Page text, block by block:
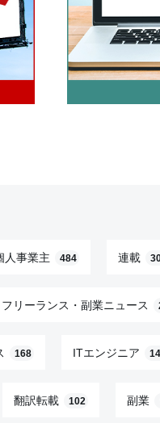
人事業主 484 連載
リーランス・副業ニュース
168 ITエンジニア
翻訳転載 102 副業